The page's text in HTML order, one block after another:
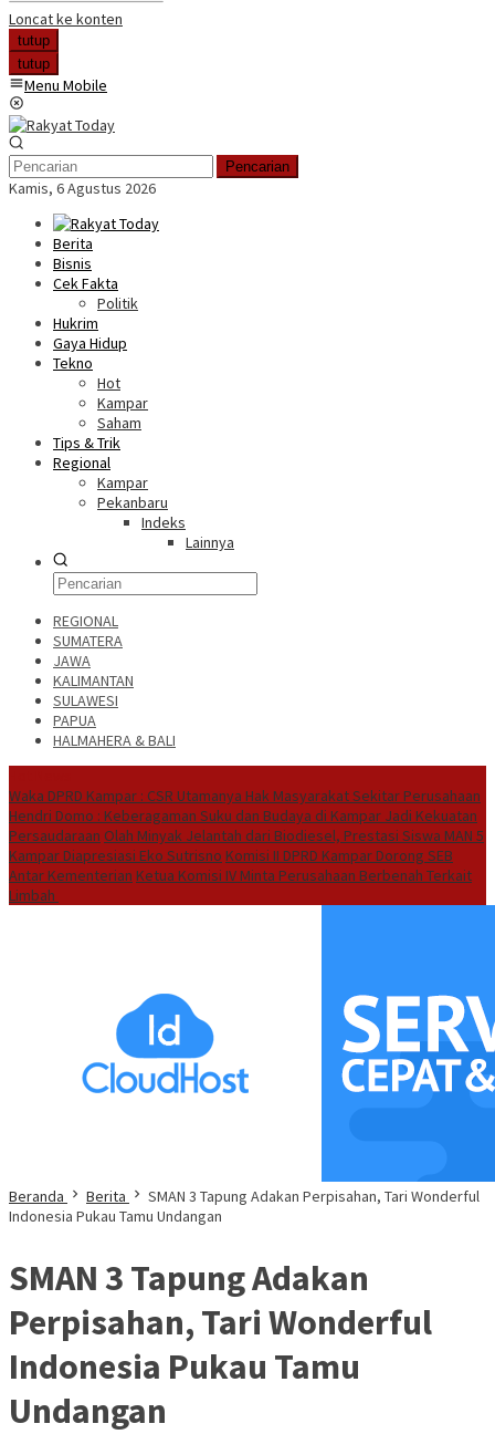
Loncat ke konten
tutup
tutup
Menu Mobile
Pencarian
Kamis, 6 Agustus 2026
Berita
Bisnis
Cek Fakta
Politik
Hukrim
Gaya Hidup
Tekno
Hot
Kampar
Saham
Tips & Trik
Regional
Kampar
Pekanbaru
Indeks
Lainnya
REGIONAL
SUMATERA
JAWA
KALIMANTAN
SULAWESI
PAPUA
HALMAHERA & BALI
Waka DPRD Kampar : CSR Utamanya Hak Masyarakat Sekitar Perusahaan
Hendri Domo : Keberagaman Suku dan Budaya di Kampar Jadi Kekuatan
Persaudaraan Olah Minyak Jelantah dari Biodiesel, Prestasi Siswa MAN 5
Kampar Diapresiasi Eko Sutrisno Komisi II DPRD Kampar Dorong SEB
Antar Kementerian Ketua Komisi IV Minta Perusahaan Berbenah Terkait
Limbah
Beranda Berita
SMAN 3 Tapung Adakan Perpisahan, Tari Wonderful
Indonesia Pukau Tamu Undangan
SMAN 3 Tapung Adakan
Perpisahan, Tari Wonderful
Indonesia Pukau Tamu
Undangan